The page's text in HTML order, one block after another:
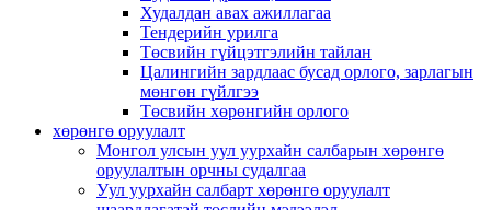
Худалдан авах ажиллагаа
Тендерийн урилга
Төсвийн гүйцэтгэлийн тайлан
Цалингийн зардлаас бусад орлого, зарлагын
мөнгөн гүйлгээ
Төсвийн хөрөнгийн орлого
хөрөнгө оруулалт
Монгол улсын уул уурхайн салбарын хөрөнгө
оруулалтын орчны судалгаа
Уул уурхайн салбарт хөрөнгө оруулалт